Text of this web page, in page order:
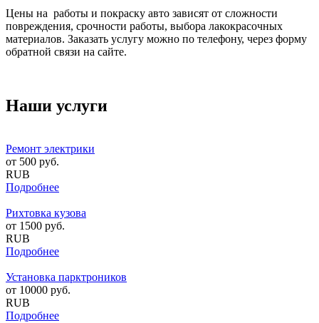
Цены на работы и покраску авто зависят от сложности
повреждения, срочности работы, выбора лакокрасочных
материалов. Заказать услугу можно по телефону, через форму
обратной связи на сайте.
Наши услуги
Ремонт электрики
от 500 руб.
RUB
Подробнее
Рихтовка кузова
от 1500 руб.
RUB
Подробнее
Установка парктроников
от 10000 руб.
RUB
Подробнее